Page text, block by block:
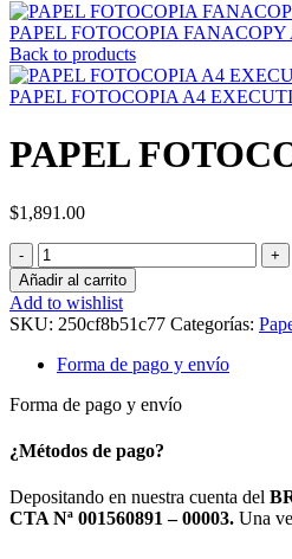
PAPEL FOTOCOPIA FANACOPY
Back to products
PAPEL FOTOCOPIA A4
PAPEL
$1,891.00
PAPEL
FOTOCOPIA
A4
EXECUTIVE
DE
75
GRS
POR
PAQUETES
C/U
$
155
Añadir al carrito
Add to wishlist
SKU: 250cf8b51c77 Categorías:
Forma de pago y envío
Forma de pago y envío
¿Métodos de pago?
Depositando en nuestra cuenta del
CTA Nª 001560891 – 00003. Una